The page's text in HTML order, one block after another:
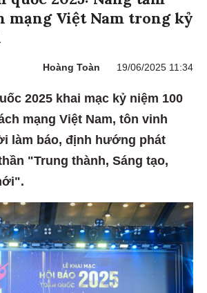
mạng Việt Nam trong kỷ
Hoàng Toàn 19/06/2025 11:34
2025 khai mạc kỷ niệm 100
mạng Việt Nam, tôn vinh
làm báo, định hướng phát
"Trung thành, Sáng tạo,